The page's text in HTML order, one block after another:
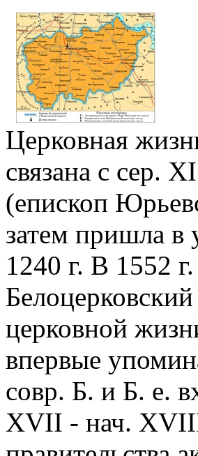
Церковная
связана c сер.
(епископ
затем пришла в
1240 г. В 1552
церковной
впервые
совр. Б. и Б. е.
XVII - нач. XVIII